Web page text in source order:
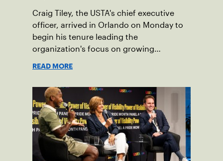
Craig Tiley, the USTA's chief executive
officer, arrived in Orlando on Monday to
begin his tenure leading the
organization's focus on growing
READ MORE